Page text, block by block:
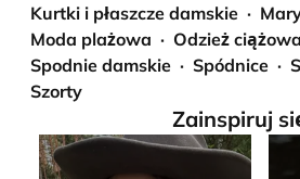
Kurtki i płaszcze damskie
Moda plażowa
Odzież ciążowa
Spodnie damskie
Spódnice
Szorty
Zainspiruj